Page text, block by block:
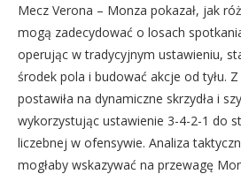
Mecz Verona – Monza pokazał, jak
mogą zadecydować o losach
operując w tradycyjnym ustawieniu,
środek pola i budować akcje od tyłu.
postawiła na dynamiczne skrzydła i
wykorzystując ustawienie 3-4-2-1 do
liczebnej w ofensywie. Analiza
mogłaby wskazywać na przewagę